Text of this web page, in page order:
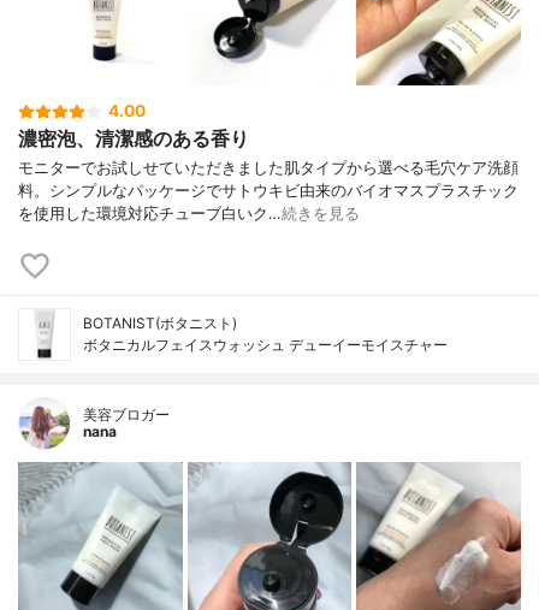
4.00
濃密泡、清潔感のある香り
モニターでお試しせていただきました肌タイプから選べる毛穴ケア洗顔
料。シンプルなパッケージでサトウキビ由来のバイオマスプラスチック
を使用した環境対応チューブ白いク…続きを見る
BOTANIST(ボタニスト)
ボタニカルフェイスウォッシュ デューイーモイスチャー
美容ブロガー
nana